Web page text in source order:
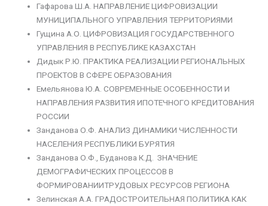
Гафарова Ш.А. НАПРАВЛЕНИЕ ЦИФРОВИЗАЦИИ
МУНИЦИПАЛЬНОГО УПРАВЛЕНИЯ ТЕРРИТОРИЯМИ
Гущина А.О. ЦИФРОВИЗАЦИЯ ГОСУДАРСТВЕННОГО
УПРАВЛЕНИЯ В РЕСПУБЛИКЕ КАЗАХСТАН
Дидык Р.Ю. ПРАКТИКА РЕАЛИЗАЦИИ РЕГИОНАЛЬНЫХ
ПРОЕКТОВ В СФЕРЕ ОБРАЗОВАНИЯ
Емельянова Ю.А. СОВРЕМЕННЫЕ ОСОБЕННОСТИ И
НАПРАВЛЕНИЯ РАЗВИТИЯ ИПОТЕЧНОГО КРЕДИТОВАНИЯ
РОССИИ
Занданова О.Ф. АНАЛИЗ ДИНАМИКИ ЧИСЛЕННОСТИ
НАСЕЛЕНИЯ РЕСПУБЛИКИ БУРЯТИЯ
Занданова О.Ф., Буданова К.Д. ЗНАЧЕНИЕ
ДЕМОГРАФИЧЕСКИХ ПРОЦЕССОВ В
ФОРМИРОВАНИИТРУДОВЫХ РЕСУРСОВ РЕГИОНА
Зелинская А.А. ГРАДОСТРОИТЕЛЬНАЯ ПОЛИТИКА КАК